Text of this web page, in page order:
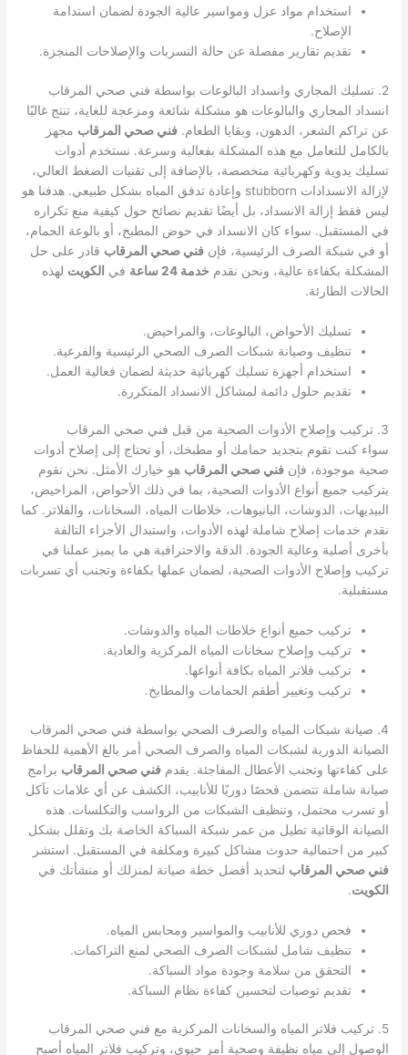
استخدام مواد عزل ومواسير عالية الجودة لضمان استدامة
الإصلاح.
تقديم تقارير مفصلة عن حالة التسربات والإصلاحات المنجزة.
2. تسليك المجاري وانسداد البالوعات بواسطة فني صحي المرقاب
انسداد المجاري والبالوعات هو مشكلة شائعة ومزعجة للغاية، تنتج غالبًا
عن تراكم الشعر، الدهون، وبقايا الطعام.فني صحي المرقاب مجهز
بالكامل للتعامل مع هذه المشكلة بفعالية وسرعة. نستخدم أدوات
تسليك يدوية وكهربائية متخصصة، بالإضافة إلى تقنيات الضغط العالي،
لإزالة الانسدادات stubborn وإعادة تدفق المياه بشكل طبيعي. هدفنا هو
ليس فقط إزالة الانسداد، بل أيضًا تقديم نصائح حول كيفية منع تكراره
في المستقبل. سواء كان الانسداد في حوض المطبخ، أو بالوعة الحمام،
أو في شبكة الصرف الرئيسية، فإنفني صحي المرقاب قادر على حل
المشكلة بكفاءة عالية، ونحن نقدم خدمة 24 ساعة في الكويت لهذه
الحالات الطارئة.
تسليك الأحواض، البالوعات، والمراحيض.
تنظيف وصيانة شبكات الصرف الصحي الرئيسية والفرعية.
استخدام أجهزة تسليك كهربائية حديثة لضمان فعالية العمل.
تقديم حلول دائمة لمشاكل الانسداد المتكررة.
3. تركيب وإصلاح الأدوات الصحية من قبل فني صحي المرقاب
سواء كنت تقوم بتجديد حمامك أو مطبخك، أو تحتاج إلى إصلاح أدوات
صحية موجودة، فإنفني صحي المرقاب هو خيارك الأمثل. نحن نقوم
بتركيب جميع أنواع الأدوات الصحية، بما في ذلك الأحواض، المراحيض،
البيديهات، الدوشات، البانيوهات، خلاطات المياه، السخانات، والفلاتر. كما
نقدم خدمات إصلاح شاملة لهذه الأدوات، واستبدال الأجزاء التالفة
بأخرى أصلية وعالية الجودة. الدقة والاحترافية هي ما يميز عملنا في
تركيب وإصلاح الأدوات الصحية، لضمان عملها بكفاءة وتجنب أي تسربات
مستقبلية.
تركيب جميع أنواع خلاطات المياه والدوشات.
تركيب وإصلاح سخانات المياه المركزية والعادية.
تركيب فلاتر المياه بكافة أنواعها.
تركيب وتغيير أطقم الحمامات والمطابخ.
4. صيانة شبكات المياه والصرف الصحي بواسطة فني صحي المرقاب
الصيانة الدورية لشبكات المياه والصرف الصحي أمر بالغ الأهمية للحفاظ
على كفاءتها وتجنب الأعطال المفاجئة. يقدمفني صحي المرقاب برامج
صيانة شاملة تتضمن فحصًا دوريًا للأنابيب، الكشف عن أي علامات تآكل
أو تسرب محتمل، وتنظيف الشبكات من الرواسب والتكلسات. هذه
الصيانة الوقائية تطيل من عمر شبكة السباكة الخاصة بك وتقلل بشكل
كبير من احتمالية حدوث مشاكل كبيرة ومكلفة في المستقبل. استشر
فني صحي المرقاب لتحديد أفضل خطة صيانة لمنزلك أو منشأتك في
الكويت.
فحص دوري للأنابيب والمواسير ومحابس المياه.
تنظيف شامل لشبكات الصرف الصحي لمنع التراكمات.
التحقق من سلامة وجودة مواد السباكة.
تقديم توصيات لتحسين كفاءة نظام السباكة.
5. تركيب فلاتر المياه والسخانات المركزية مع فني صحي المرقاب
الوصول إلى مياه نظيفة وصحية أمر حيوي، وتركيب فلاتر المياه أصبح